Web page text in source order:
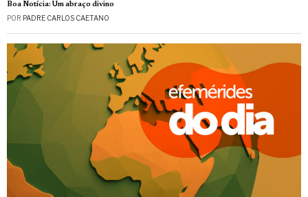
Boa Notícia: Um abraço divino
POR PADRE CARLOS CAETANO